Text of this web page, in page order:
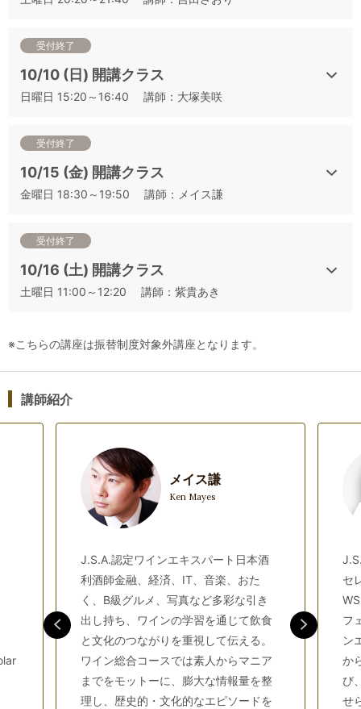
二次試験対策講座一覧
▼その他の講座は下記よりお申込みいただけます
①二次対策の基本と得点テクニック：白ワイン編（二次テク
白）
②二次対策の基本と得点テクニック：赤ワイン編（二次テク
③二次対策の基本と得点テクニック：ロゼワイン編（二次テク
④「樽熟成」の香りを捉える （樽香）
⑤「スパイス」の香りを捉える （スパイス香）
⑦最頻出6品種 フランス編 （仏6種）
⑨最頻出6品種 新旧世界シャッフル編①（混合6種①）
⑩最頻出6品種 新旧世界シャッフル編②（混合6種②）
（Ch+α）
⑫ソーヴィニヨン・ブラン産地比較＆ソーヴィニョン・ブラン
と間違いやすいワイン（SB+α）
⑬リースリング産地比較＆リースリングと間違いやすいワイン
ヨンと間違いやすいワイン（CS+α）
⑮シラー産地比較＆シラーと間違いやすいワイン（Sy+α）
⑯ピノ・ノワール産地比較＆ピノ・ノワールと間違いやすいワ
イン（PN+α）
⑰日本ワイン（日本）
⑲ローカル品種を見極める 赤ワイン編（ローカル赤）
⑳本番シミュレーション①
㉑本番シミュレーション②
㉒本番シミュレーション③
㉓本番シミュレーション④
㉔本番シミュレーション⑤
㉕本番シミュレーション⑥
受付終了
10/10 (日) 開講クラス
日曜日 15:20～16:40 講師：大塚美咲
受付終了
10/15 (金) 開講クラス
金曜日 18:30～19:50 講師：メイス謙
受付終了
10/16 (土) 開講クラス
土曜日 11:00～12:20 講師：紫貴あき
※こちらの講座は振替制度対象外講座となります。
講師紹介
メイス謙
Ken Mayes
J.S.A.認定ワインエキスパート日本酒
利酒師金融、経済、IT、音楽、おた
く、B級グルメ、写真など多彩な引き
出し持ち、ワインの学習を通じて飲食
と文化のつながりを重視して伝える。
ワイン総合コースでは素人からマニア
までをモットーに、膨大な情報量を整
理し、歴史的・文化的なエピソードを
セ
フ
ン
か
び
せ